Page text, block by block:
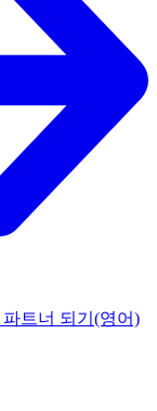
파트너 되기(영어)